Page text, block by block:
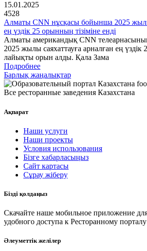
15.01.2025
4528
Алматы CNN нұсқасы бойынша 2025
ең үздік 25 орынның тізіміне енді
Алматы американдық CNN
2025 жылы саяхаттауға арналған ең үздік
лайықты орын алды. Қала Зама
Подробнее
Барлық жаңалықтар
Все ресторанные заведения Казахстана
Ақпарат
Наши услуги
Наши проекты
Условия использования
Бізге хабарласыңыз
Сайт картасы
Сұрау жіберу
Бізді қолдаңыз
Скачайте наше мобильное приложение
удобного доступа к Ресторанному
Әлеуметтік желілер